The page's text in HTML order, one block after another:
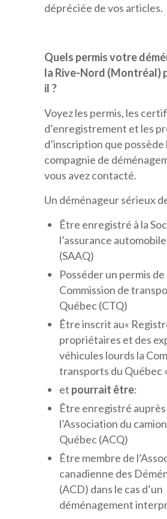
dépréciée de vos articles.
Quels permis votre
la Rive-Nord (Montréal)
il ?
Voyez les permis, les
d’enregistrement et les
d’inscription que possède
compagnie de
vous avez contacté.
Un déménageur sérieux
Être enregistré à la
l’assurance
(SAAQ)
Posséder un permis de
Commission de
Québec (CTQ)
Être inscrit au«
propriétaires et des
véhicules lourds la
transports du Québec
et pourrait être:
Être enregistré auprès
l’Association du
Québec (ACQ)
Être membre de
canadienne des
(ACD) dans le cas d’un
déménagement